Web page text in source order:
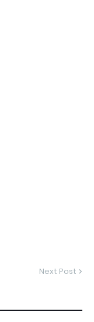
Next Post